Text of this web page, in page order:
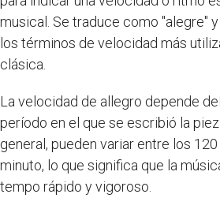
musical. Se traduce como "alegre"
los términos de velocidad más
clásica.
La velocidad de allegro depende
período en el que se escribió la
general, pueden variar entre los
minuto, lo que significa que la
tempo rápido y vigoroso.